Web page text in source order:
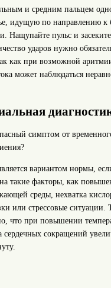
и средним пальцем
идущую по направлению к
Нащупайте пульс и
ударов нужно
как при возможной
может наблюдаться
симптом от
вариантом нормы,
такие факторы, как
среды, нехватка
или стрессовые ситуации.
что при повышении
сердечных сокращений